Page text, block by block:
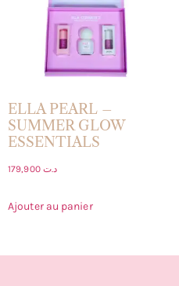
ELLA PEARL –
SUMMER GLOW
ESSENTIALS
د.ت 179,900
Ajouter au panier